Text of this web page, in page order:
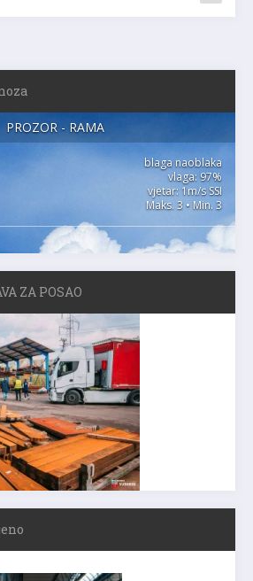
PROZOR - RAMA
blaga naoblaka
vlaga: 97%
vjetar: 1m/s SSI
Maks. 3 • Min. 3
ZA POSAO